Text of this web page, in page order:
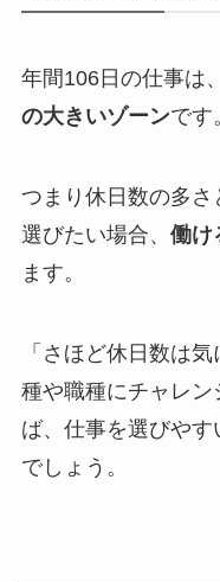
年間106日の仕事は、
の大きいゾーンです
つまり休日数の多さ
選びたい場合、 働け
ます。
「さほど休日数は
種や職種にチャレ
ば、仕事を選びや
でしょう。